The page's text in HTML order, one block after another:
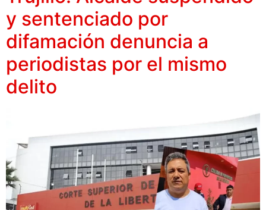
y sentenciado por
difamación denuncia a
periodistas por el mismo
delito